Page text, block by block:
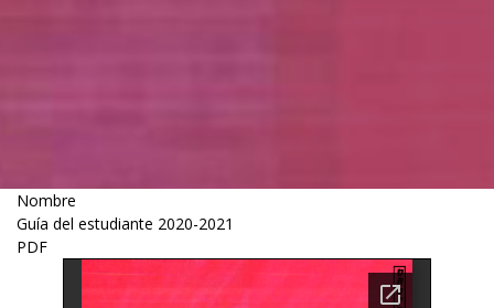
Nombre
Guía del estudiante 2020-2021
PDF